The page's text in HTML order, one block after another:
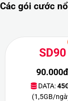
Các gói cước
SD90
90.000đ
DATA:
(1,5GB/